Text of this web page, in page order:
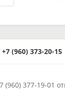
(960) 373-20-15
377-19-01